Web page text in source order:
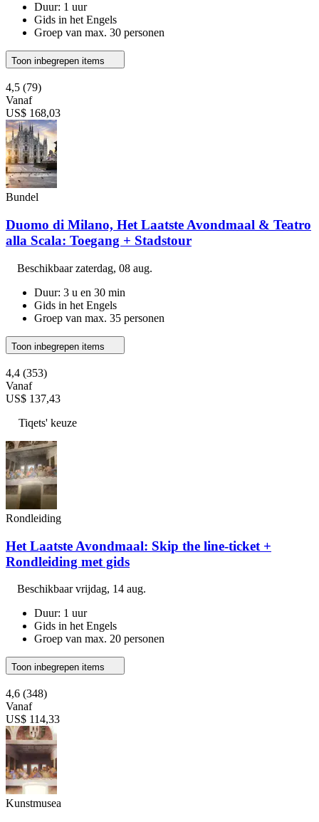
Duur: 1 uur
Gids in het Engels
Groep van max. 30 personen
Toon inbegrepen items
4,5 (79)
Vanaf
US$ 168,03
Bundel
Duomo di Milano, Het Laatste Avondmaal & Teatro
alla Scala: Toegang + Stadstour
Beschikbaarzaterdag, 08 aug.
Duur: 3 u en 30 min
Gids in het Engels
Groep van max. 35 personen
Toon inbegrepen items
4,4 (353)
Vanaf
US$ 137,43
Tiqets' keuze
Rondleiding
Het Laatste Avondmaal: Skip the line-ticket +
Rondleiding met gids
Beschikbaarvrijdag, 14 aug.
Duur: 1 uur
Gids in het Engels
Groep van max. 20 personen
Toon inbegrepen items
4,6 (348)
Vanaf
US$ 114,33
Kunstmusea